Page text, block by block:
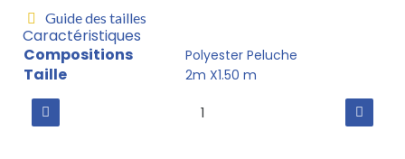
Guide des tailles
Caractéristiques
Compositions
Polyester Peluche
Taille 2m X1.50 m